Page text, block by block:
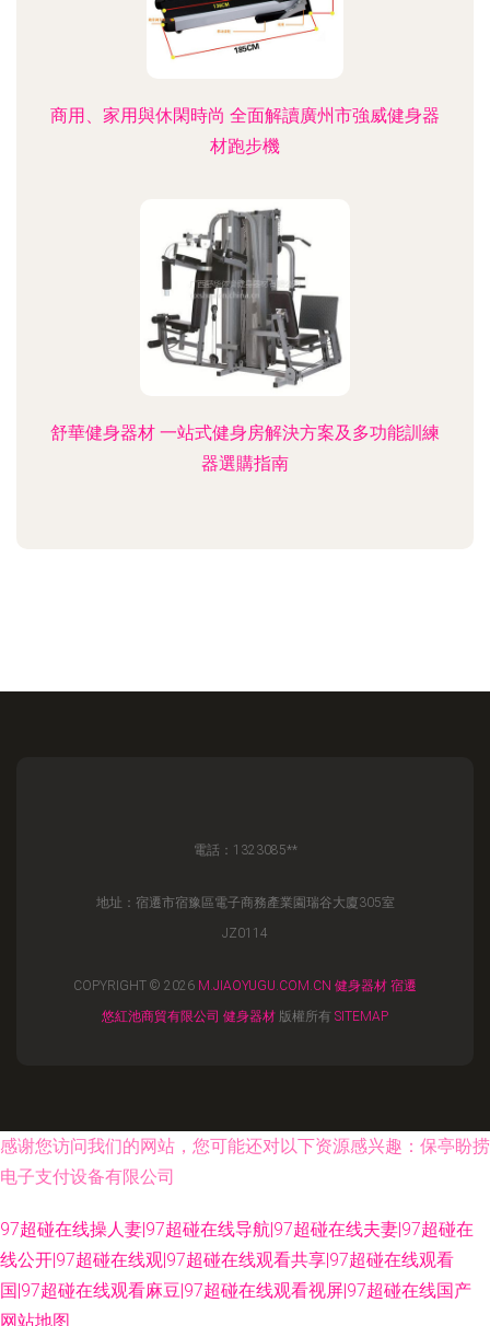
商用、家用與休閑時尚 全面解讀廣州市強威健身器
材跑步機
舒華健身器材 一站式健身房解決方案及多功能訓練
器選購指南
電話：1323085**
地址：宿遷市宿豫區電子商務產業園瑞谷大廈305室
JZ0114
COPYRIGHT © 2026 M.JIAOYUGU.COM.CN 健身器材 宿遷
悠紅池商貿有限公司 健身器材 版權所有 SITEMAP
感谢您访问我们的网站，您可能还对以下资源感兴趣：保亭盼捞
电子支付设备有限公司
97超碰在线操人妻|97超碰在线导航|97超碰在线夫妻|97超碰在
线公开|97超碰在线观|97超碰在线观看共享|97超碰在线观看
国|97超碰在线观看麻豆|97超碰在线观看视屏|97超碰在线国产
网站地图
国产40页 午夜精品成人 欧美一A一片传媒 婷婷五月激情网 尤物com 97色色